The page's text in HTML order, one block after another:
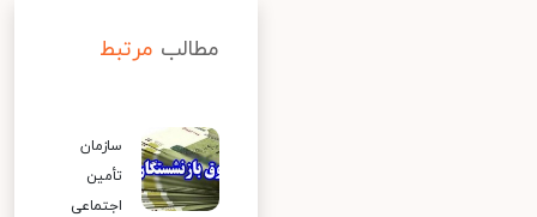
مطالب مرتبط
سازمان
تأمین
اجتماعی